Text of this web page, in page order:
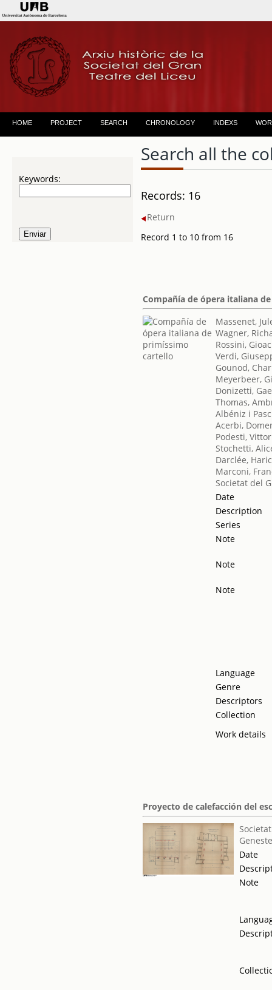
HOME PROJECT SEARCH CHRONOLOGY INDEXS
Keywords:
Search all the
Records: 16
Return
Record 1 to 10 from 16
Compañía de ópera italiana
Massenet,
Wagner,
Rossini,
Verdi,
Gounod,
Meyerbeer,
Donizetti,
Thomas,
Albéniz i
Acerbi,
Podesti,
Stochetti,
Darclée,
Marconi,
Societat del
Date
Description
Series
Note
Note
Note
Language
Genre
Descriptors
Collection
Work details
Proyecto de calefacción del
Date
Note